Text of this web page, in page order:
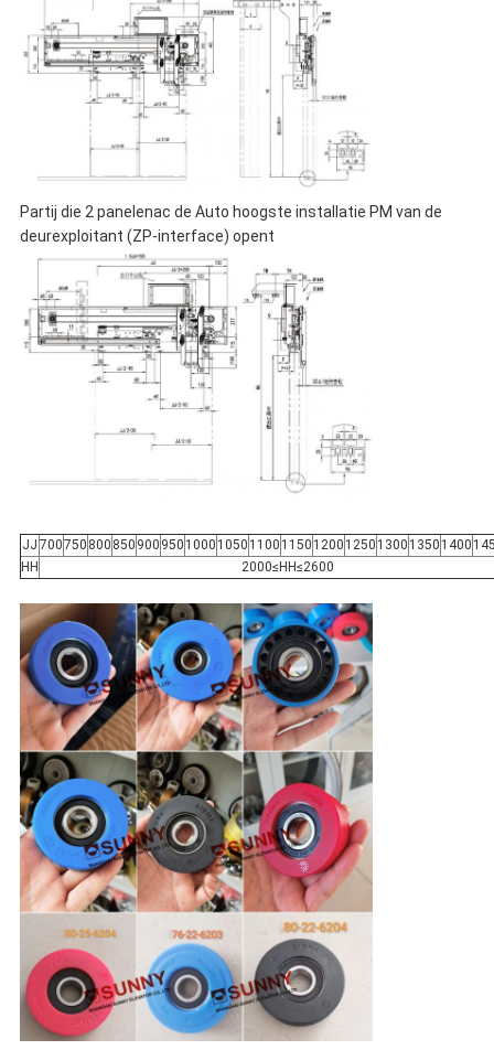
Partij die 2 panelenac de Auto hoogste installatie PM van de
deurexploitant (ZP-interface) opent
JJ 700750 800 850 900 950 1000 1050 1100 1150 1200 1250 1300 1350 1400
HH
2000≤HH≤2600